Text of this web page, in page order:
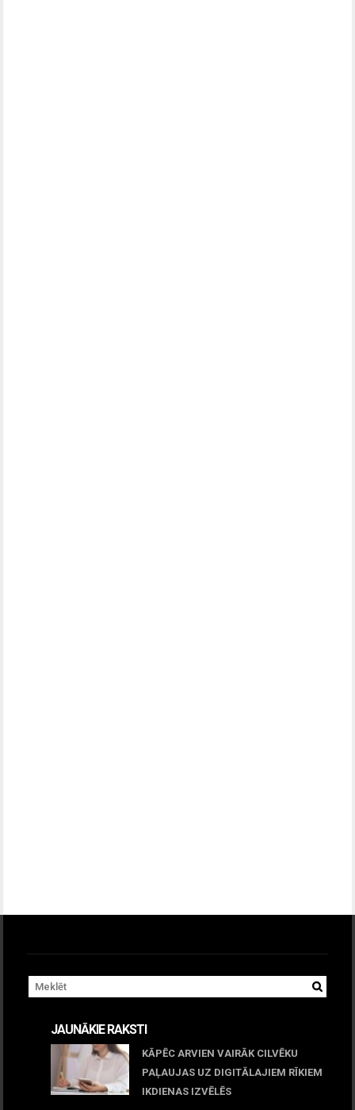
JAUNĀKIE RAKSTI
KĀPĒC ARVIEN VAIRĀK CILVĒKU
PAĻAUJAS UZ DIGITĀLAJIEM RĪKIEM
IKDIENAS IZVĒLĒS